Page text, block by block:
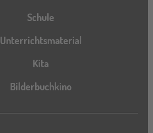
Schule
Unterrichtsmaterial
Kita
Bilderbuchkino